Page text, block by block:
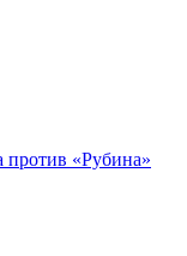
«Рубина»